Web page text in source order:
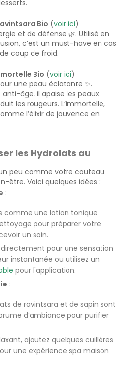
Bio (voir ici)
et de défense 🌿. Utilisé en
c’est un must-have en cas
coup de froid.
Bio (voir ici)
une peau éclatante ✨.
âge, il apaise les peaux
les rougeurs. L’immortelle,
l’élixir de jouvence en
les Hydrolats au
peu comme votre couteau
être. Voici quelques idées :
:
comme une lotion tonique
pour préparer votre
un soin.
directement pour une sensation
instantanée ou utilisez un
pour l'application.
:
de ravintsara et de sapin sont
d’ambiance pour purifier
ajoutez quelques cuillères
une expérience spa maison